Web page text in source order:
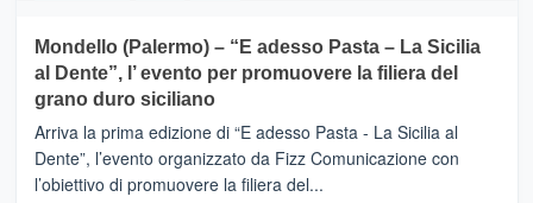
e
messaggi
di
CASTIGLIONE
DI
SICILIA
(Ct)
–
Il
Borgo
Mondello (Palermo) – “E adesso Pasta – La Sicilia
al Dente”, l’ evento per promuovere la filiera del
grano duro siciliano
Arriva la prima edizione di “E adesso Pasta - La Sicilia al
Dente”, l’evento organizzato da Fizz Comunicazione con
l’obiettivo di promuovere la filiera del...